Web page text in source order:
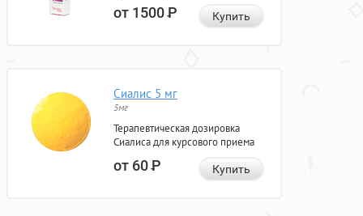
от 1500Р Купить
Сиалис 5 мг
5мг
Терапевтическая дозировка
Сиалиса для курсового приема
от 60Р Купить